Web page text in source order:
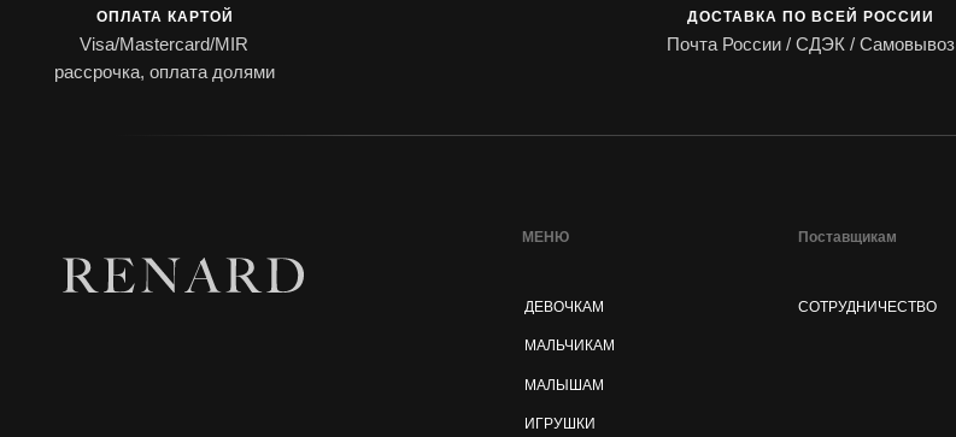
ОПЛАТА КАРТОЙ
Visa/Mastercard/MIR
рассрочка, оплата долями
ДОСТАВКА ПО ВСЕЙ РОССИИ
Почта России / СДЭК / Самовывоз
МЕНЮ
ДЕВОЧКАМ
МАЛЬЧИКАМ
МАЛЫШАМ
ИГРУШКИ
Поставщикам
СОТРУДНИЧЕСТВО